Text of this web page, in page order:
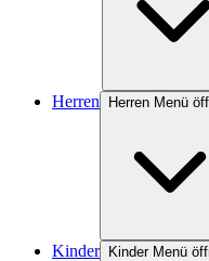
Herren Herren Menü
Kinder Kinder Menü